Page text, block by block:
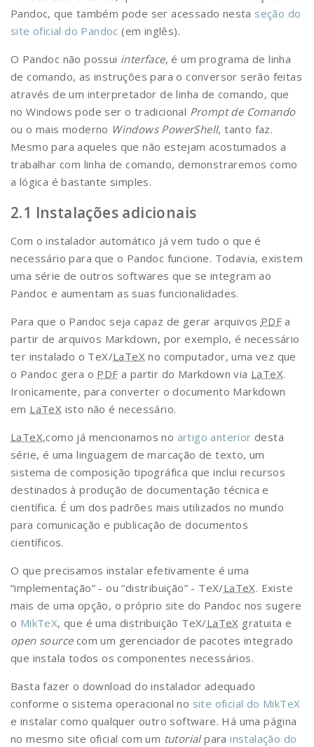
Pandoc, que também pode ser acessado nesta seção do
site oficial do Pandoc (em inglês).
O Pandoc não possui interface, é um programa de linha
de comando, as instruções para o conversor serão feitas
através de um interpretador de linha de comando, que
no Windows pode ser o tradicional Prompt de Comando
ou o mais moderno Windows PowerShell, tanto faz.
Mesmo para aqueles que não estejam acostumados a
trabalhar com linha de comando, demonstraremos como
a lógica é bastante simples.
Instalações adicionais
Com o instalador automático já vem tudo o que é
necessário para que o Pandoc funcione. Todavia, existem
uma série de outros softwares que se integram ao
Pandoc e aumentam as suas funcionalidades.
Para que o Pandoc seja capaz de gerar arquivos PDF a
partir de arquivos Markdown, por exemplo, é necessário
ter instalado o TeX/LaTeX no computador, uma vez que
o Pandoc gera o PDF a partir do Markdown via LaTeX.
Ironicamente, para converter o documento Markdown
em LaTeX isto não é necessário.
LaTeX,como já mencionamos no artigo anterior desta
série, é uma linguagem de marcação de texto, um
sistema de composição tipográfica que inclui recursos
destinados à produção de documentação técnica e
científica. É um dos padrões mais utilizados no mundo
para comunicação e publicação de documentos
científicos.
O que precisamos instalar efetivamente é uma
“implementação” - ou “distribuição” - TeX/LaTeX. Existe
mais de uma opção, o próprio site do Pandoc nos sugere
o MikTeX, que é uma distribuição TeX/LaTeX gratuita e
open sourcecom um gerenciador de pacotes integrado
que instala todos os componentes necessários.
Basta fazer o download do instalador adequado
conforme o sistema operacional no site oficial do MikTeX
e instalar como qualquer outro software. Há uma página
no mesmo site oficial com um tutorialparainstalação do